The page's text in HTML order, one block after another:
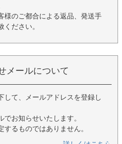
様のご都合による返品、発送手
ださい。
メールについて
して、メールアドレスを登録し
お知らせいたします。
るものではありません。